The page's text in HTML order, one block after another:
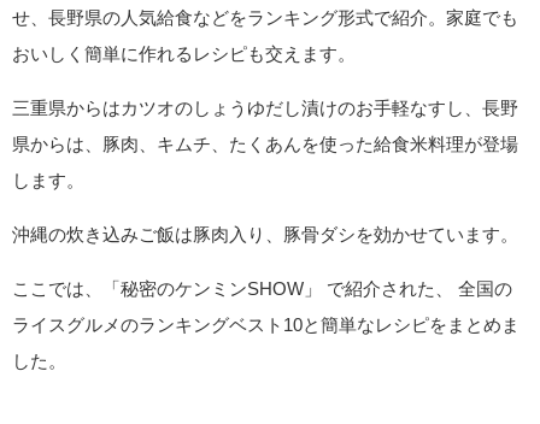
せ、長野県の人気給食などをランキング形式で紹介。家庭でも
おいしく簡単に作れるレシピも交えます。
三重県からはカツオのしょうゆだし漬けのお手軽なすし、長野
県からは、豚肉、キムチ、たくあんを使った給食米料理が登場
します。
沖縄の炊き込みご飯は豚肉入り、豚骨ダシを効かせています。
ここでは、「秘密のケンミンSHOW」 で紹介された、 全国の
ライスグルメのランキングベスト10と簡単なレシピをまとめま
した。